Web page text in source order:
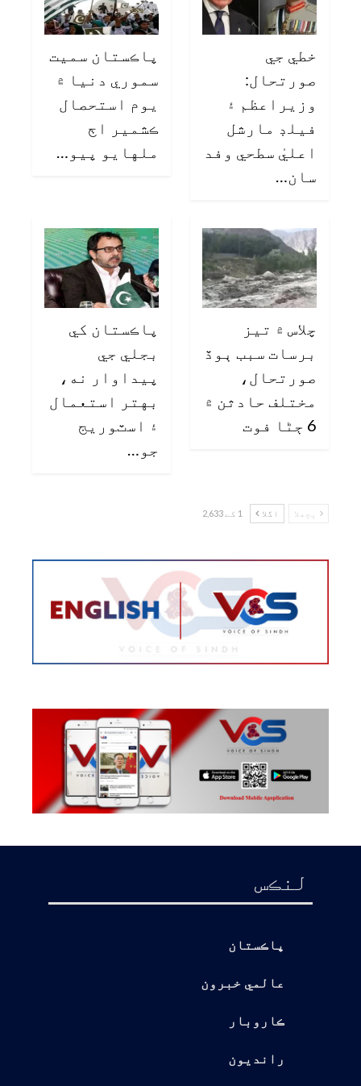
خطي جي
صورتحال:
وزيراعظم ۽
فيلڊ مارشل
اعليٰ سطحي وفد
سان…
پاڪستان سميت
سموري دنيا ۾
يوم استحصال
ڪشمير اڄ
ملهايو پيو…
چلاس ۾ تيز
برسات سبب ٻوڏ
صورتحال،
مختلف حادثن ۾
6 ڄڻا فوت
پاڪستان کي
بجلي جي
پيداوار نه،
بهتر استعمال
۽ اسٽوريج
جو…
پچھلا اگلا 1 کے 2,633
لنڪس
پاڪستان
عالمي خبرون
ڪاروبار
رانديون